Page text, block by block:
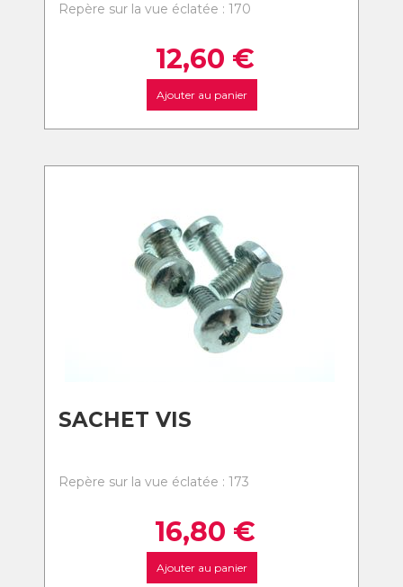
Repère sur la vue éclatée : 170
12,60 €
Ajouter au panier
SACHET VIS
Repère sur la vue éclatée : 173
16,80 €
Ajouter au panier